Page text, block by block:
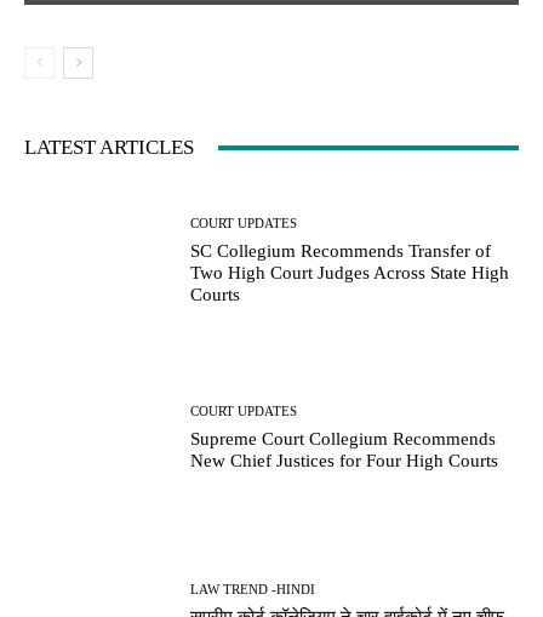
LATEST ARTICLES
COURT UPDATES
SC Collegium Recommends Transfer of
Two High Court Judges Across State High
Courts
COURT UPDATES
Supreme Court Collegium Recommends
New Chief Justices for Four High Courts
LAW TREND -HINDI